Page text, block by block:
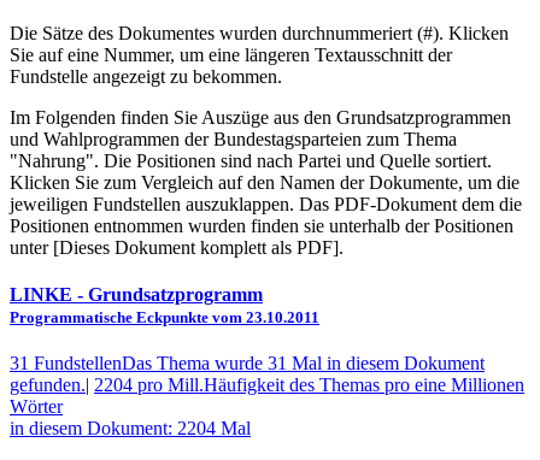
Die Sätze des Dokum­entes wurden durch­nummeriert (#). Klicken
Sie auf eine Nummer, um eine längeren Textausschnitt der
Fundstelle angezeigt zu bekommen.
Im Folgenden finden Sie Auszüge aus den Grundsatz­program­men
und Wahl­program­men der Bundes­tags­parteien zum Thema
"Nahrung". Die Posi­tionen sind nach Partei und Quelle sortiert.
Klicken Sie zum Vergleich auf den Namen der Dokumente, um die
jeweiligen Fundstellen aus­zu­klappen. Das PDF-Dokument dem die
Posi­tionen entnommen wurden finden sie unterhalb der Positionen
unter [Dieses Dokument komplett als PDF].
LINKE - Grundsatzprogramm
Programmatische Eckpunkte vom 23.10.2011
31 FundstellenDas Thema wurde 31 Mal in diesem Dokument
gefunden.| 2204 pro Mill.Häufigkeit des Themas pro eine Millionen
Wörter
in diesem Dokument: 2204 Mal